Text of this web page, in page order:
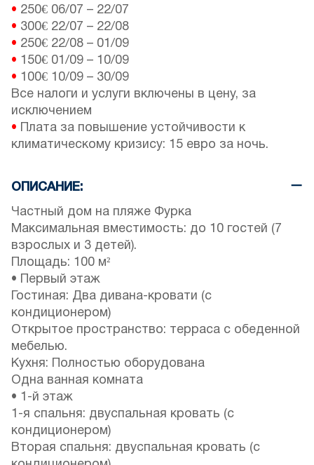
• 250€ 06/07 – 22/07
• 300€ 22/07 – 22/08
• 250€ 22/08 – 01/09
• 150€ 01/09 – 10/09
• 100€ 10/09 – 30/09
Все налоги и услуги включены в цену, за
исключением
• Плата за повышение устойчивости к
климатическому кризису: 15 евро за ночь.
ОПИСАНИЕ:
Частный дом на пляже Фурка
Максимальная вместимость: до 10 гостей (7
взрослых и 3 детей).
Площадь: 100 м²
• Первый этаж
Гостиная: Два дивана-кровати (с
кондиционером)
Открытое пространство: терраса с обеденной
мебелью.
Кухня: Полностью оборудована
Одна ванная комната
• 1-й этаж
1-я спальня: двуспальная кровать (с
кондиционером)
Вторая спальня: двуспальная кровать (с